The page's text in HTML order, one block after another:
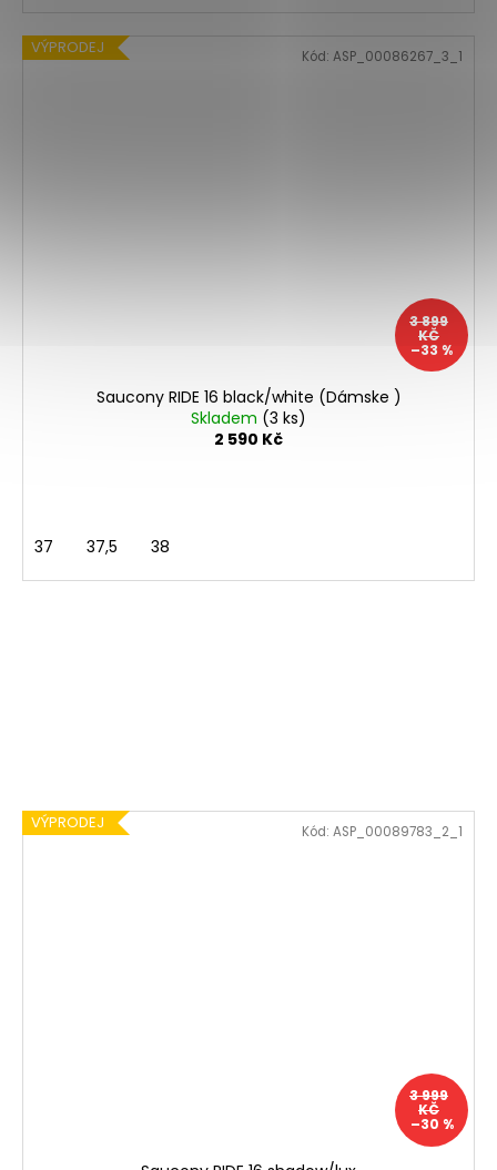
VÝPRODEJ
3 899
KČ
–33 %
Saucony RIDE 16 black/white (Dámske )
Skladem (3 ks)
2 590 Kč
37 37,5 38
Kód: ASP_00086267_3_1
VÝPRODEJ
3 999
KČ
–30 %
Kód: ASP_00089783_2_1